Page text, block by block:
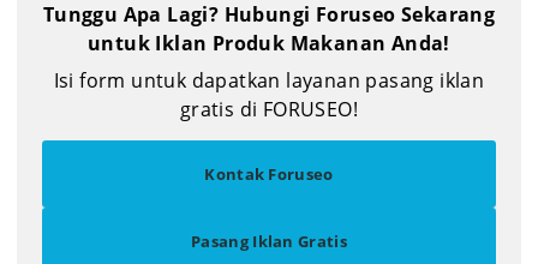
Tunggu Apa Lagi? Hubungi Foruseo Sekarang
untuk Iklan Produk Makanan Anda!
Isi form untuk dapatkan layanan pasang iklan
gratis di FORUSEO!
Kontak Foruseo
Pasang Iklan Gratis